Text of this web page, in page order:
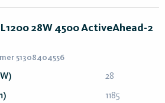
L1200 28W 4500 ActiveAhead-2
51308404556
28
1185